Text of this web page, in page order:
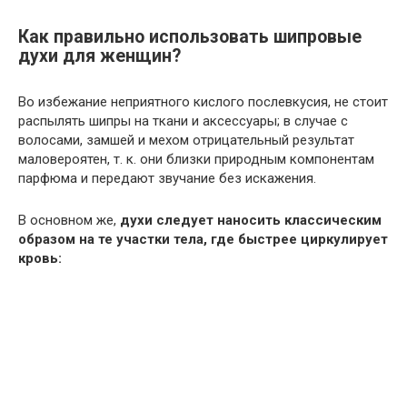
Как правильно использовать шипровые
духи для женщин?
Во избежание неприятного кислого послевкусия, не стоит
распылять шипры на ткани и аксессуары; в случае с
волосами, замшей и мехом отрицательный результат
маловероятен, т. к. они близки природным компонентам
парфюма и передают звучание без искажения.
В основном же, духи следует наносить классическим
образом на те участки тела, где быстрее циркулирует
кровь: